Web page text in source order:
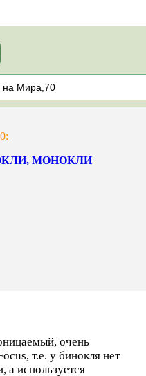
Мира,70
МОНОКЛИ
очень
т.е. у бинокля нет
а используется